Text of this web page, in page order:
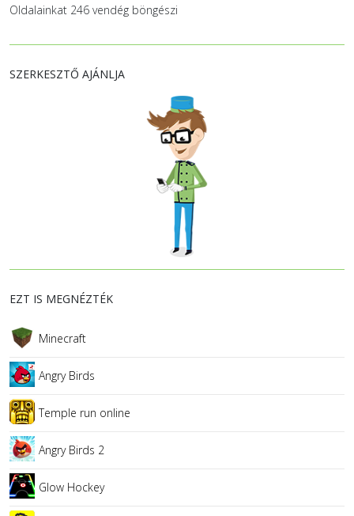
Oldalainkat 246 vendég böngészi
SZERKESZTŐ AJÁNLJA
EZT IS MEGNÉZTÉK
Minecraft
Angry Birds
Temple run online
Angry Birds 2
Glow Hockey